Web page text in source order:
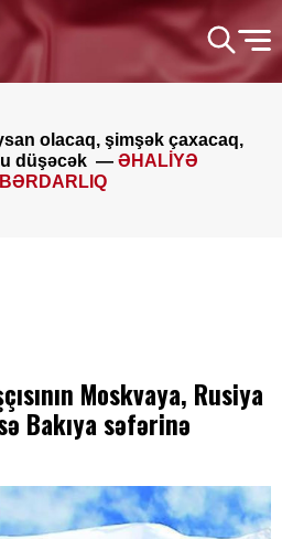
olacaq, şimşək çaxacaq,
düşəcək — ƏHALİYƏ
Moskvaya, Rusiya
Bakıya səfərinə